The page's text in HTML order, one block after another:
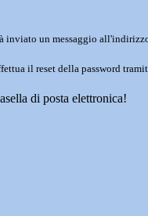
inviato un messaggio
il reset della password
di posta elettronica!